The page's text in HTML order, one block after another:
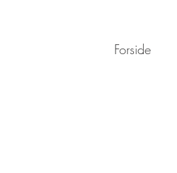
Forside